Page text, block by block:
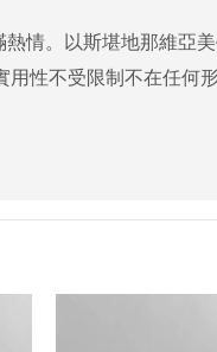
情。以斯堪地那維亞
用性不受限制不在任何